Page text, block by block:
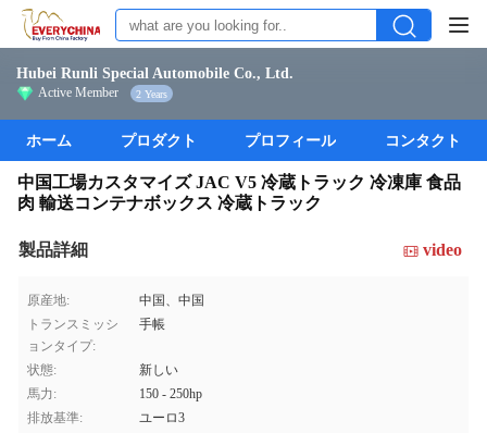
Hubei Runli Special Automobile Co., Ltd.
Active Member 2 Years
ホーム プロダクト プロフィール コンタクト
中国工場カスタマイズ JAC V5 冷蔵トラック 冷凍庫 食品
肉 輸送コンテナボックス 冷蔵トラック
製品詳細 video
原産地:
中国、中国
トランスミッシ
ョンタイプ:
手帳
状態:
新しい
馬力:
150 - 250hp
排放基準:
ユーロ3